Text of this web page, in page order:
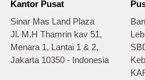
Kantor Pusat
Sinar Mas Land Plaza
Jl. M.H Thamrin kav 51,
Menara 1, Lantai 1 & 2,
Jakarta 10350 - Indonesia